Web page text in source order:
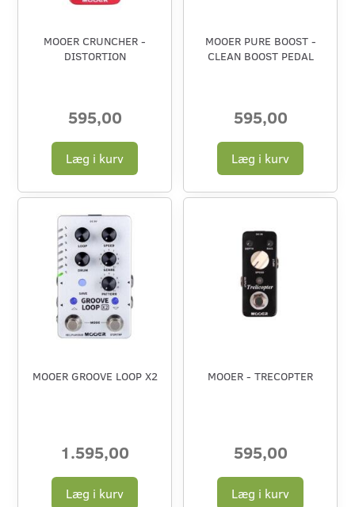
MOOER CRUNCHER -
DISTORTION
595,00
Læg i kurv
MOOER PURE BOOST -
CLEAN BOOST PEDAL
595,00
Læg i kurv
MOOER GROOVE LOOP X2
1.595,00
Læg i kurv
MOOER - TRECOPTER
595,00
Læg i kurv